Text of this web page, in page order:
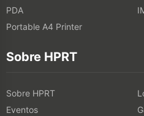
PDA
Portable A4 Printer
Sobre HPRT
Sobre HPRT
Eventos